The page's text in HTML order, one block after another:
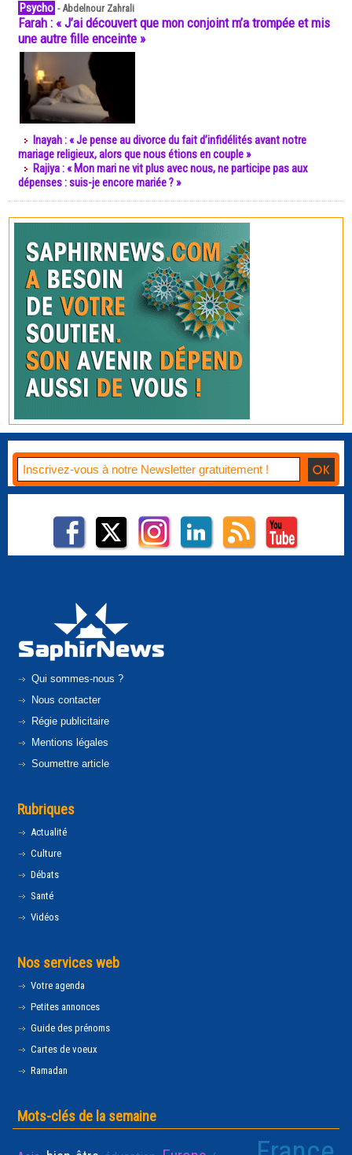
Psycho -Abdelnour Zahrali
Farah : « J’ai découvert que mon conjoint m’a trompée et mis
une autre fille enceinte »
Inayah : « Je pense au divorce du fait d’infidélités avant notre
mariage religieux, alors que nous étions en couple »
Rajiya : « Mon mari ne vit plus avec nous, ne participe pas aux
dépenses : suis-je encore mariée ? »
Qui sommes-nous ?
Nous contacter
Régie publicitaire
Mentions légales
Soumettre article
Rubriques
Actualité
Culture
Débats
Santé
Vidéos
Nos services web
Votre agenda
Petites annonces
Guide des prénoms
Cartes de voeux
Ramadan
Mots-clés de la semaine